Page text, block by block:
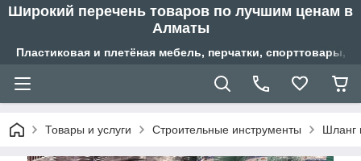
Широкий перечень товаров по лучшим ценам в
Алматы
Пластиковая и плетёная мебель, перчатки,
Товары и услуги Строительные инструменты Шланг